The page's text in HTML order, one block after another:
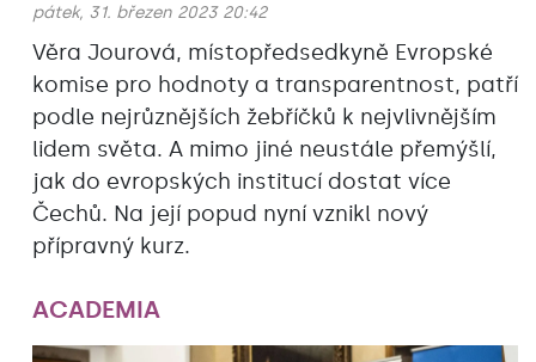
pátek, 31. březen 2023 20:42
Věra Jourová, místopředsedkyně Evropské
komise pro hodnoty a transparentnost, patří
podle nejrůznějších žebříčků k nejvlivnějším
lidem světa. A mimo jiné neustále přemýšlí,
jak do evropských institucí dostat více
Čechů. Na její popud nyní vznikl nový
přípravný kurz.
ACADEMIA